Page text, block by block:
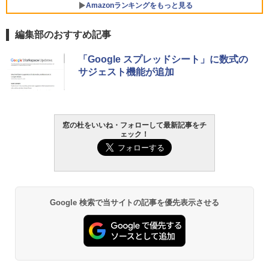
Amazonランキングをもっと見る
編集部のおすすめ記事
「Google スプレッドシート」に数式の
サジェスト機能が追加
窓の杜をいいね・フォローして最新記事をチ
ェック！
Google 検索で当サイトの記事を優先表示させる